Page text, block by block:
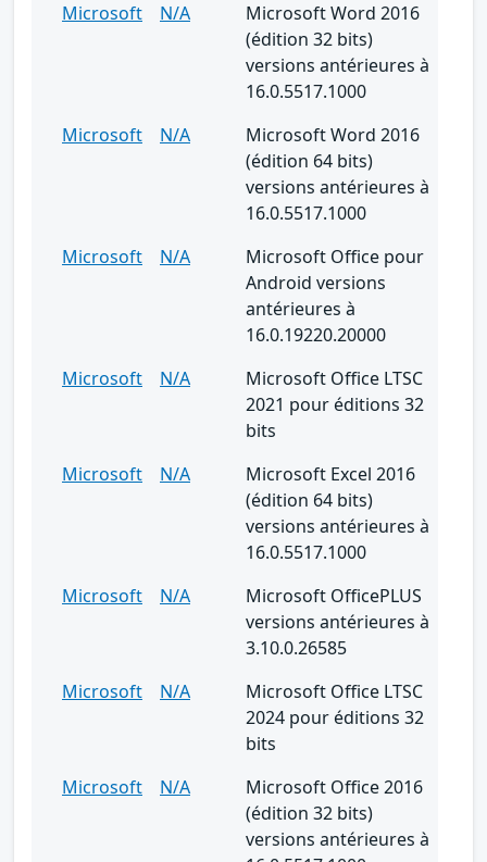
Microsoft N/A
Microsoft Word 2016
(édition 32 bits)
versions antérieures à
16.0.5517.1000
Microsoft
N/A
Microsoft Word 2016
(édition 64 bits)
versions antérieures à
16.0.5517.1000
Microsoft
N/A
Microsoft Office pour
Android versions
antérieures à
16.0.19220.20000
Microsoft
N/A
Microsoft Office LTSC
2021 pour éditions 32
bits
Microsoft
N/A
Microsoft Excel 2016
(édition 64 bits)
versions antérieures à
16.0.5517.1000
Microsoft
N/A
Microsoft OfficePLUS
versions antérieures à
3.10.0.26585
Microsoft
N/A
Microsoft Office LTSC
2024 pour éditions 32
bits
Microsoft
N/A
Microsoft Office 2016
(édition 32 bits)
versions antérieures à